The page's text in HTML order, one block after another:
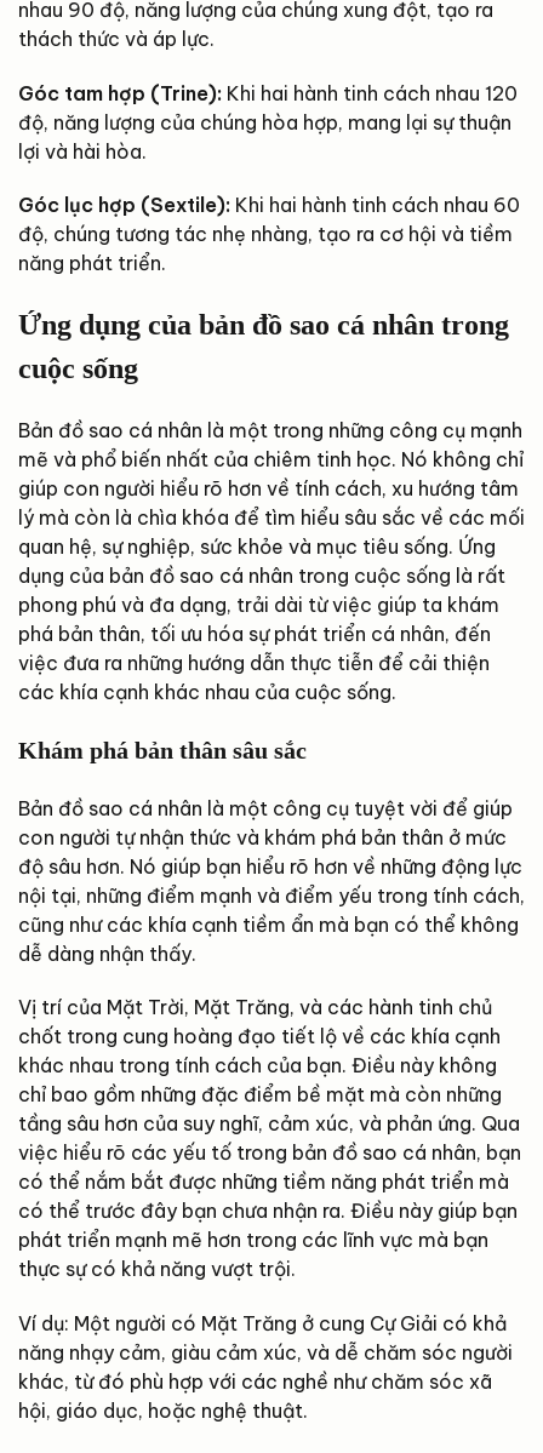
nhau 90 độ, năng lượng của chúng xung đột, tạo ra
thách thức và áp lực.
Góc tam hợp (Trine): Khi hai hành tinh cách nhau 120
độ, năng lượng của chúng hòa hợp, mang lại sự thuận
lợi và hài hòa.
Góc lục hợp (Sextile): Khi hai hành tinh cách nhau 60
độ, chúng tương tác nhẹ nhàng, tạo ra cơ hội và tiềm
năng phát triển.
Ứng dụng của bản đồ sao cá nhân trong
cuộc sống
Bản đồ sao cá nhân là một trong những công cụ mạnh
mẽ và phổ biến nhất của chiêm tinh học. Nó không chỉ
giúp con người hiểu rõ hơn về tính cách, xu hướng tâm
lý mà còn là chìa khóa để tìm hiểu sâu sắc về các mối
quan hệ, sự nghiệp, sức khỏe và mục tiêu sống. Ứng
dụng của bản đồ sao cá nhân trong cuộc sống là rất
phong phú và đa dạng, trải dài từ việc giúp ta khám
phá bản thân, tối ưu hóa sự phát triển cá nhân, đến
việc đưa ra những hướng dẫn thực tiễn để cải thiện
các khía cạnh khác nhau của cuộc sống.
Khám phá bản thân sâu sắc
Bản đồ sao cá nhân là một công cụ tuyệt vời để giúp
con người tự nhận thức và khám phá bản thân ở mức
độ sâu hơn. Nó giúp bạn hiểu rõ hơn về những động lực
nội tại, những điểm mạnh và điểm yếu trong tính cách,
cũng như các khía cạnh tiềm ẩn mà bạn có thể không
dễ dàng nhận thấy.
Vị trí của Mặt Trời, Mặt Trăng, và các hành tinh chủ
chốt trong cung hoàng đạo tiết lộ về các khía cạnh
khác nhau trong tính cách của bạn. Điều này không
chỉ bao gồm những đặc điểm bề mặt mà còn những
tầng sâu hơn của suy nghĩ, cảm xúc, và phản ứng. Qua
việc hiểu rõ các yếu tố trong bản đồ sao cá nhân, bạn
có thể nắm bắt được những tiềm năng phát triển mà
có thể trước đây bạn chưa nhận ra. Điều này giúp bạn
phát triển mạnh mẽ hơn trong các lĩnh vực mà bạn
thực sự có khả năng vượt trội.
Ví dụ: Một người có Mặt Trăng ở cung Cự Giải có khả
năng nhạy cảm, giàu cảm xúc, và dễ chăm sóc người
khác, từ đó phù hợp với các nghề như chăm sóc xã
hội, giáo dục, hoặc nghệ thuật.